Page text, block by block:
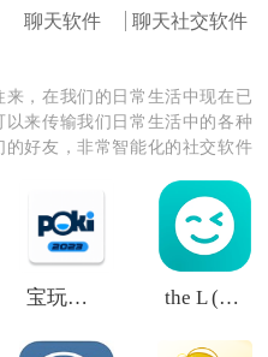
，内容会在24小时后自
方便。
聊天软件 聊天社交软件
，在我们的日常生活中现在已
来传输我们日常生活中的各种
好友，非常智能化的社交软件
宝玩游戏poki the L (原Rela热拉)